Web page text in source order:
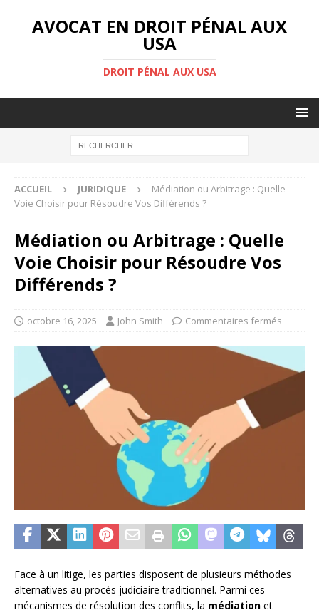
AVOCAT EN DROIT PÉNAL AUX
USA
DROIT PÉNAL AUX USA
ACCUEIL JURIDIQUE
Médiation ou Arbitrage : Quelle
Voie Choisir pour Résoudre Vos Différends ?
Médiation ou Arbitrage : Quelle
Voie Choisir pour Résoudre Vos
Différends ?
octobre 16, 2025 John Smith Commentaires fermés
Face à un litige, les parties disposent de plusieurs méthodes
alternatives au procès judiciaire traditionnel. Parmi ces
mécanismes de résolution des conflits, la médiation et